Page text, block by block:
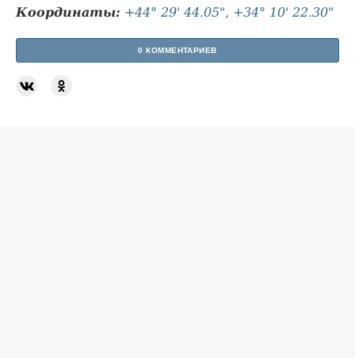
Координаты: +44° 29' 44.05", +34° 10' 22.30"
0 КОММЕНТАРИЕВ